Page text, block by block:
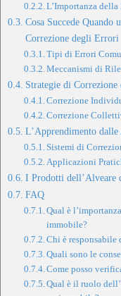
L’Importanza
Cosa Succede Quando
Correzione degli Errori
Tipi di Errori
Meccanismi di
Strategie di
Correzione
Correzione
L’Apprendimento
Sistemi di
Applicazioni
I Prodotti dell’Alveare
FAQ
Qual è
immobile?
Chi è responsabile
Quali sono le
Come posso
Qual è il ruolo